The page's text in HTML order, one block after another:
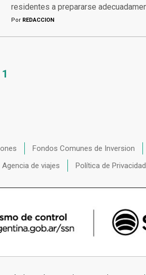
residentes a prepararse
Por REDACCION
1
Fondos Comunes de Inversion
Agencia de viajes Política de Privacidad